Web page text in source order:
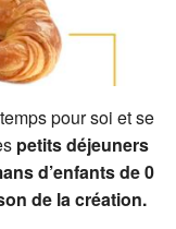
pour soi et se
petits déjeuners
d’enfants de 0
de la création.